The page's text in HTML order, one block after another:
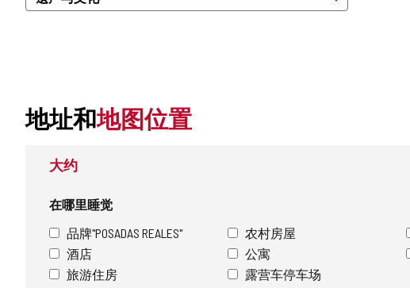
地址和地图位置
大约
在哪里睡觉
品牌"POSADAS REALES"
农村房屋
酒店
公寓
旅游住房
露营车停车场